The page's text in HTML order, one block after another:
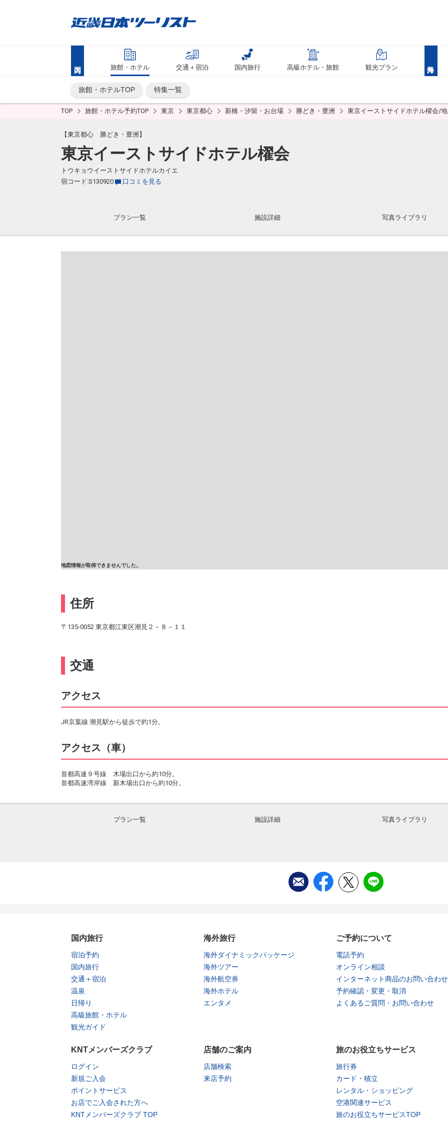
旅館・ホテル 交通＋宿泊 国内旅行 高級ホテル・旅館 観光プラン
旅館・ホテルTOP 特集一覧
TOP 旅館・ホテル予約TOP 東京 東京都心 新橋・汐留・お台場 勝どき・豊洲 東京イーストサイドホテル櫂会/
【東京都心 勝どき・豊洲】
東京イーストサイドホテル櫂会
トウキョウイーストサイドホテルカイエ
宿コード:S130920
口コミを見る
プラン一覧 施設詳細 写真ライブラリ
地図情報が取得できませんでした。
住所
〒135-0052 東京都江東区潮見２－８－１１
交通
アクセス
JR京葉線 潮見駅から徒歩で約1分。
アクセス（車）
首都高速９号線 木場出口から約10分。
首都高速湾岸線 新木場出口から約10分。
プラン一覧 施設詳細 写真ライブラリ
国内旅行
宿泊予約
国内旅行
交通＋宿泊
温泉
日帰り
高級旅館・ホテル
観光ガイド
海外旅行
海外ダイナミックパッケージ
海外ツアー
海外航空券
海外ホテル
エンタメ
ご予約について
電話予約
オンライン相談
インターネット商品のお問い合わせ
予約確認・変更・取消
よくあるご質問・お問い合わせ
KNTメンバーズクラブ
ログイン
新規ご入会
ポイントサービス
お店でご入会された方へ
KNTメンバーズクラブ TOP
店舗のご案内
店舗検索
来店予約
旅のお役立ちサービス
旅行券
カード・積立
レンタル・ショッピング
空港関連サービス
旅のお役立ちサービスTOP